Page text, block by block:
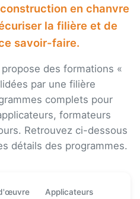
en chanvre
la filière et de
savoir-faire.
des formations «
par une filière
complets pour
formateurs
Retrouvez ci-dessous
détails des programmes.
Applicateurs